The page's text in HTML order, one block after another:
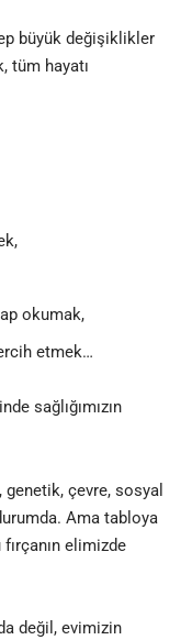
büyük değişiklikler
tüm hayatı
okumak,
etmek…
sağlığımızın
genetik, çevre, sosyal
Ama tabloya
elimizde
değil, evimizin